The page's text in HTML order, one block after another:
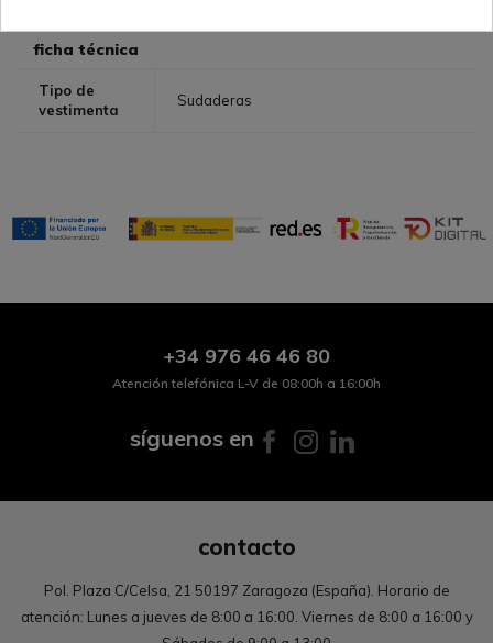
ficha técnica
Tipo de
vestimenta
Sudaderas
+34 976 46 46 80
Atención telefónica L-V de 08:00h a 16:00h
síguenos en
contacto
Pol. Plaza C/Celsa, 21 50197 Zaragoza (España). Horario de
atención: Lunes a jueves de 8:00 a 16:00. Viernes de 8:00 a 16:00 y